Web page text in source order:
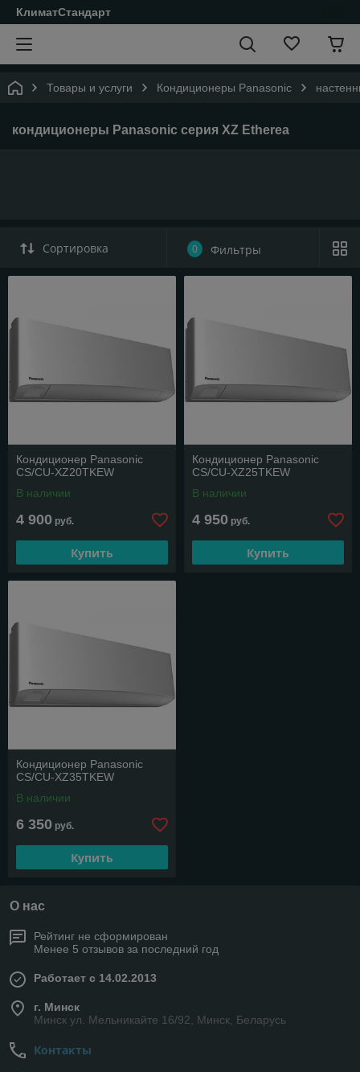
КлиматСтандарт
Товары и услуги Кондиционеры Panasonic
кондиционеры Panasonic серия XZ Etherea
Сортировка 0 Фильтры
Кондиционер Panasonic
CS/CU-XZ20TKEW
В наличии
4 900 руб.
Купить
Кондиционер Panasonic
CS/CU-XZ25TKEW
В наличии
4 950 руб.
Купить
Кондиционер Panasonic
CS/CU-XZ35TKEW
В наличии
6 350 руб.
Купить
О нас
Рейтинг не сформирован
Менее 5 отзывов за последний год
Работает с 14.02.2013
г. Минск
Минск ул. Мельникайте 16/92, Минск, Беларусь
Контакты